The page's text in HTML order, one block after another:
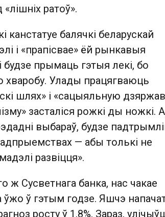
ратоў».
балячкі беларускай
і «прапісвае» ёй рынкавыя
прымаць гэтыя лекі, бо
хваробу. Улады працягваюць
шлях» і «сацыяльную
засталіся рожкі ды ножкі. А
выбараў, будзе
— абы толькі не
развіцця».
ж Сусветнага банка, нас чакае
ўжо ў гэтым годзе. Яшчэ
росту ў 1,8%. Зараз,